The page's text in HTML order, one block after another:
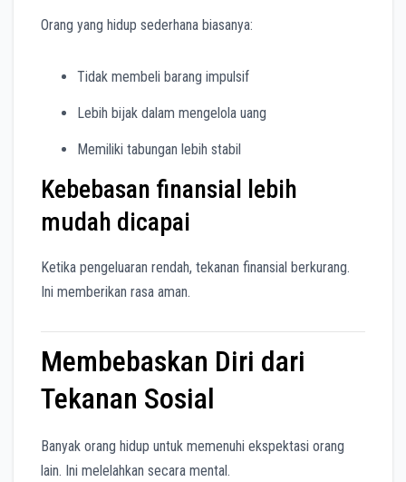
Orang yang hidup sederhana biasanya:
Tidak membeli barang impulsif
Lebih bijak dalam mengelola uang
Memiliki tabungan lebih stabil
Kebebasan finansial lebih
mudah dicapai
Ketika pengeluaran rendah, tekanan finansial berkurang.
Ini memberikan rasa aman.
Membebaskan Diri dari
Tekanan Sosial
Banyak orang hidup untuk memenuhi ekspektasi orang
lain. Ini melelahkan secara mental.